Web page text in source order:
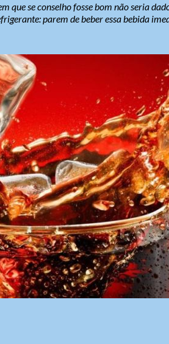
que se conselho fosse bom não seria
parem de beber essa bebida